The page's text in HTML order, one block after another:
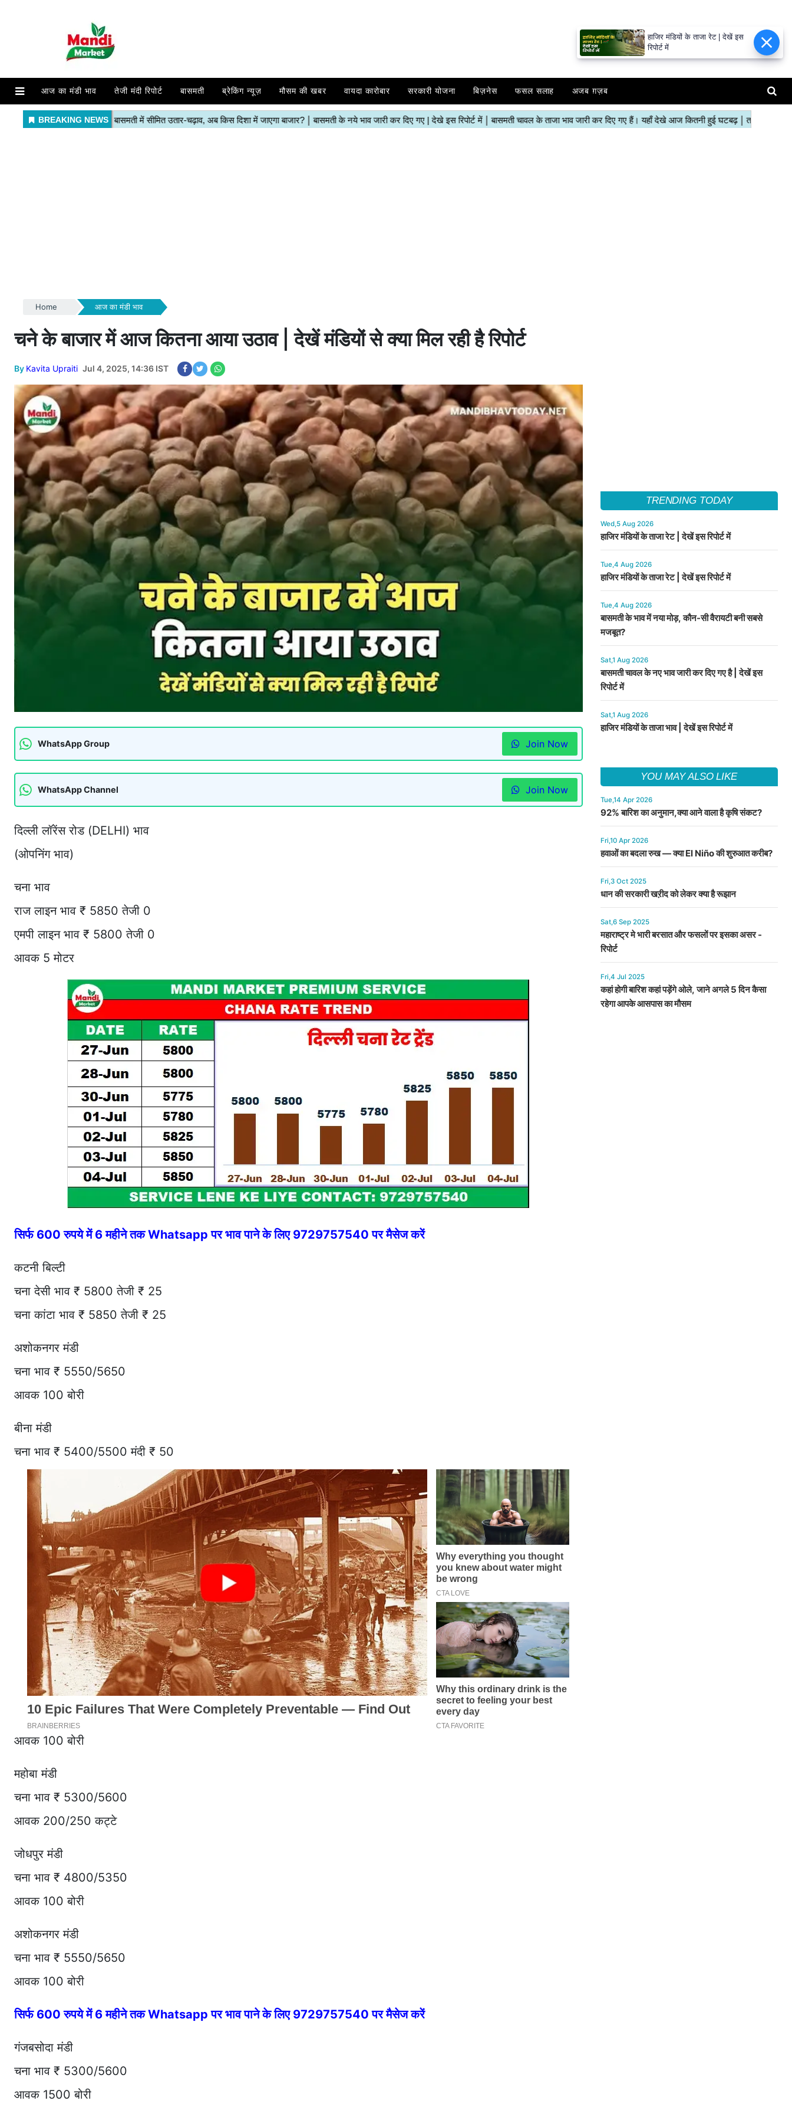
आज का मंडी भाव तेजी मंदी रिपोर्ट बासमती ब्रेकिंग न्यूज़ मौसम की खबर वायदा कारोबार सरकारी योजना बिज़नेस फसल सलाह अजब ग़ज़ब
Home आज का मंडी भाव
चने के बाजार में आज कितना आया उठाव | देखें मंडियों से क्या मिल रही है रिपोर्ट
By Kavita Upraiti Jul 4, 2025, 14:36 IST
WhatsApp Group Join Now
WhatsApp Channel Join Now
दिल्ली लॉरेंस रोड (DELHI) भाव
(ओपनिंग भाव)
चना भाव
राज लाइन भाव ₹ 5850 तेजी 0
एमपी लाइन भाव ₹ 5800 तेजी 0
आवक 5 मोटर
सिर्फ 600 रुपये में 6 महीने तक Whatsapp पर भाव पाने के लिए 9729757540 पर मैसेज करें
कटनी बिल्टी
चना देसी भाव ₹ 5800 तेजी ₹ 25
चना कांटा भाव ₹ 5850 तेजी ₹ 25
अशोकनगर मंडी
चना भाव ₹ 5550/5650
आवक 100 बोरी
बीना मंडी
चना भाव ₹ 5400/5500 मंदी ₹ 50
आवक 100 बोरी
महोबा मंडी
चना भाव ₹ 5300/5600
आवक 200/250 कट्टे
जोधपुर मंडी
चना भाव ₹ 4800/5350
आवक 100 बोरी
अशोकनगर मंडी
चना भाव ₹ 5550/5650
आवक 100 बोरी
सिर्फ 600 रुपये में 6 महीने तक Whatsapp पर भाव पाने के लिए 9729757540 पर मैसेज करें
गंजबसोदा मंडी
चना भाव ₹ 5300/5600
आवक 1500 बोरी
TRENDING TODAY
Wed,5 Aug 2026
हाजिर मंडियों के ताजा रेट | देखें इस रिपोर्ट में
Tue,4 Aug 2026
हाजिर मंडियों के ताजा रेट | देखें इस रिपोर्ट में
Tue,4 Aug 2026
बासमती के भाव में नया मोड़, कौन-सी वैरायटी बनी सबसे
मजबूत?
Sat,1 Aug 2026
बासमती चावल के नए भाव जारी कर दिए गए है | देखें इस
रिपोर्ट में
Sat,1 Aug 2026
हाजिर मंडियों के ताजा भाव | देखें इस रिपोर्ट में
YOU MAY ALSO LIKE
Tue,14 Apr 2026
92% बारिश का अनुमान,क्या आने वाला है कृषि संकट?
Fri,10 Apr 2026
हवाओं का बदला रुख — क्या El Niño की शुरुआत करीब?
Fri,3 Oct 2025
धान की सरकारी खऱीद को लेकर क्या है रूझान
Sat,6 Sep 2025
महाराष्ट्र मे भारी बरसात और फसलों पर इसका असर -
रिपोर्ट
Fri,4 Jul 2025
कहां होगी बारिश कहां पड़ेंगे ओले, जाने अगले 5 दिन कैसा
रहेगा आपके आसपास का मौसम
हाजिर मंडियों के ताजा रेट | देखें इस
रिपोर्ट में